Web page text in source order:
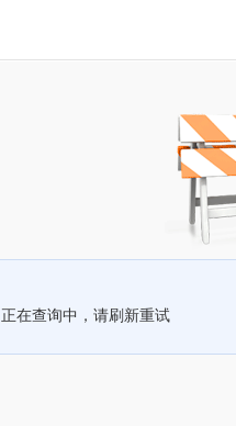
正在查询中，请刷新重试